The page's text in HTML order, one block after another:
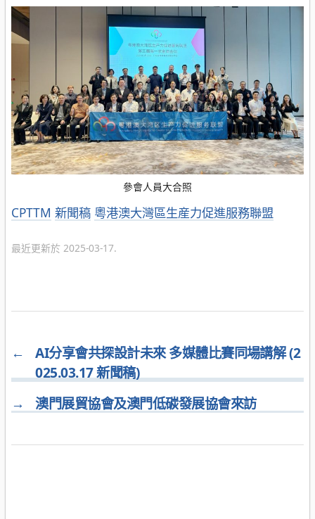
參會人員大合照
分
CPTTM 新聞稿 粵港澳大灣區生産力促進服務聯盟
最近更新於 2025-03-17.
←
AI分享會共探設計未來 多媒體比賽同場講解 (2
025.03.17 新聞稿)
→
澳門展貿協會及澳門低碳發展協會來訪